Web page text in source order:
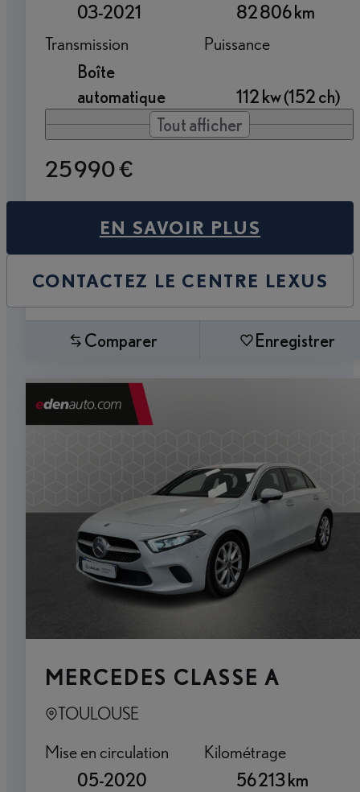
03-2021
82 806 km
Transmission
Boîte
automatique
Puissance
112 kw (152 ch)
Tout afficher
25 990 €
EN SAVOIR PLUS
CONTACTEZ LE CENTRE LEXUS
Comparer Enregistrer
MERCEDES CLASSE A
TOULOUSE
Mise en circulation
05-2020
Kilométrage
56 213 km